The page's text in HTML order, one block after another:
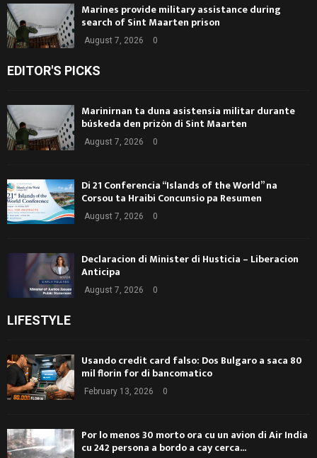
Marines provide military assistance during
search of Sint Maarten prison
August 7, 2026 0
EDITOR'S PICKS
Marinirnan ta duna asistensia militar durante
búskeda den prizòn di Sint Maarten
August 7, 2026 0
Di 21 Conferencia “Islands of the World” na
Corsou ta Hraibi Concunsio pa Resumen
August 7, 2026 0
Declaracion di Minister di Husticia – Liberacion
Anticipa
August 7, 2026 0
LIFESTYLE
Usando credit card falso: Dos Bulgaro a saca 80
mil florin for di bancomatico
February 13, 2026 0
Por lo menos 30 morto ora cu un avion di Air India
cu 242 persona a bordo a cay cerca...